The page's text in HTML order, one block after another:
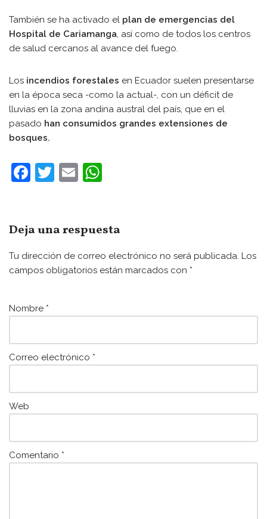
También se ha activado el plan de emergencias del
Hospital de Cariamanga, así como de todos los centros
de salud cercanos al avance del fuego.
Los incendios forestales en Ecuador suelen presentarse
en la época seca -como la actual-, con un déficit de
lluvias en la zona andina austral del país, que en el
pasado han consumidos grandes extensiones de
bosques.
F
e
b
o
k
T
er
E
l
s
A
p
Deja una respuesta
Tu dirección de correo electrónico no será publicada. Los
campos obligatorios están marcados con *
Nombre *
Correo electrónico *
Web
Comentario *